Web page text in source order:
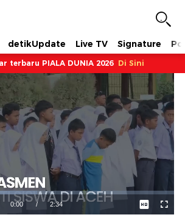
detikUpdate Live TV Signature
terbaru PIALA DUNIA 2026 Di Sini
Waktu
0:00 / Durasi
2:34
: